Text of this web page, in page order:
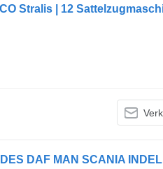
Stralis | 12
DAF MAN SCANIA